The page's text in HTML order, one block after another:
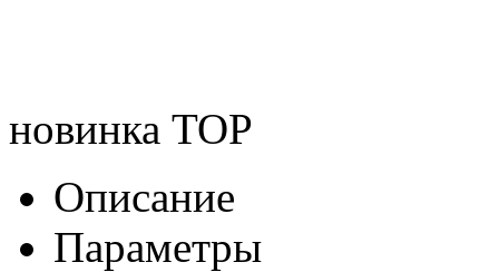
новинка TOP
Описание
Параметры